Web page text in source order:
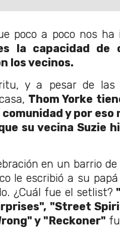
poco a poco nos ha
la capacidad de
los vecinos.
y a pesar de
Thom Yorke
y por eso
su vecina Suzie
en un barrio
le escribió a su papá
¿Cuál fue el setlist?
"Street
y "Reckoner"